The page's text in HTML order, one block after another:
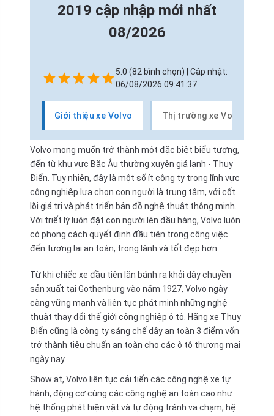
2019 cập nhập mới nhất
08/2026
5.0 (82 bình chọn) | Cập nhật:
06/08/2026 09:41:37
Giới thiệu xe Volvo Thị trường xe Volvo
Volvo mong muốn trở thành một đặc biệt biểu tượng,
đến từ khu vực Bắc Âu thường xuyên giá lạnh - Thụy
Điển. Tuy nhiên, đây là một số ít công ty trong lĩnh vực
công nghiệp lựa chọn con người là trung tâm, với cốt
lõi giá trị và phát triển bản đồ nghệ thuật thông minh.
Với triết lý luôn đặt con người lên đầu hàng, Volvo luôn
có phong cách quyết định đầu tiên trong công việc
đến tương lai an toàn, trong lành và tốt đẹp hơn.
Từ khi chiếc xe đầu tiên lăn bánh ra khỏi dây chuyền
sản xuất tại Gothenburg vào năm 1927, Volvo ngày
càng vững mạnh và liên tục phát minh những nghệ
thuật thay đổi thế giới công nghiệp ô tô. Hãng xe Thụy
Điển cũng là công ty sáng chế dây an toàn 3 điểm vốn
trở thành tiêu chuẩn an toàn cho các ô tô thương mại
ngày nay.
Show at, Volvo liên tục cải tiến các công nghệ xe tự
hành, động cơ cùng các công nghệ an toàn cao như
hệ thống phát hiện vật và tự động tránh va chạm, hệ